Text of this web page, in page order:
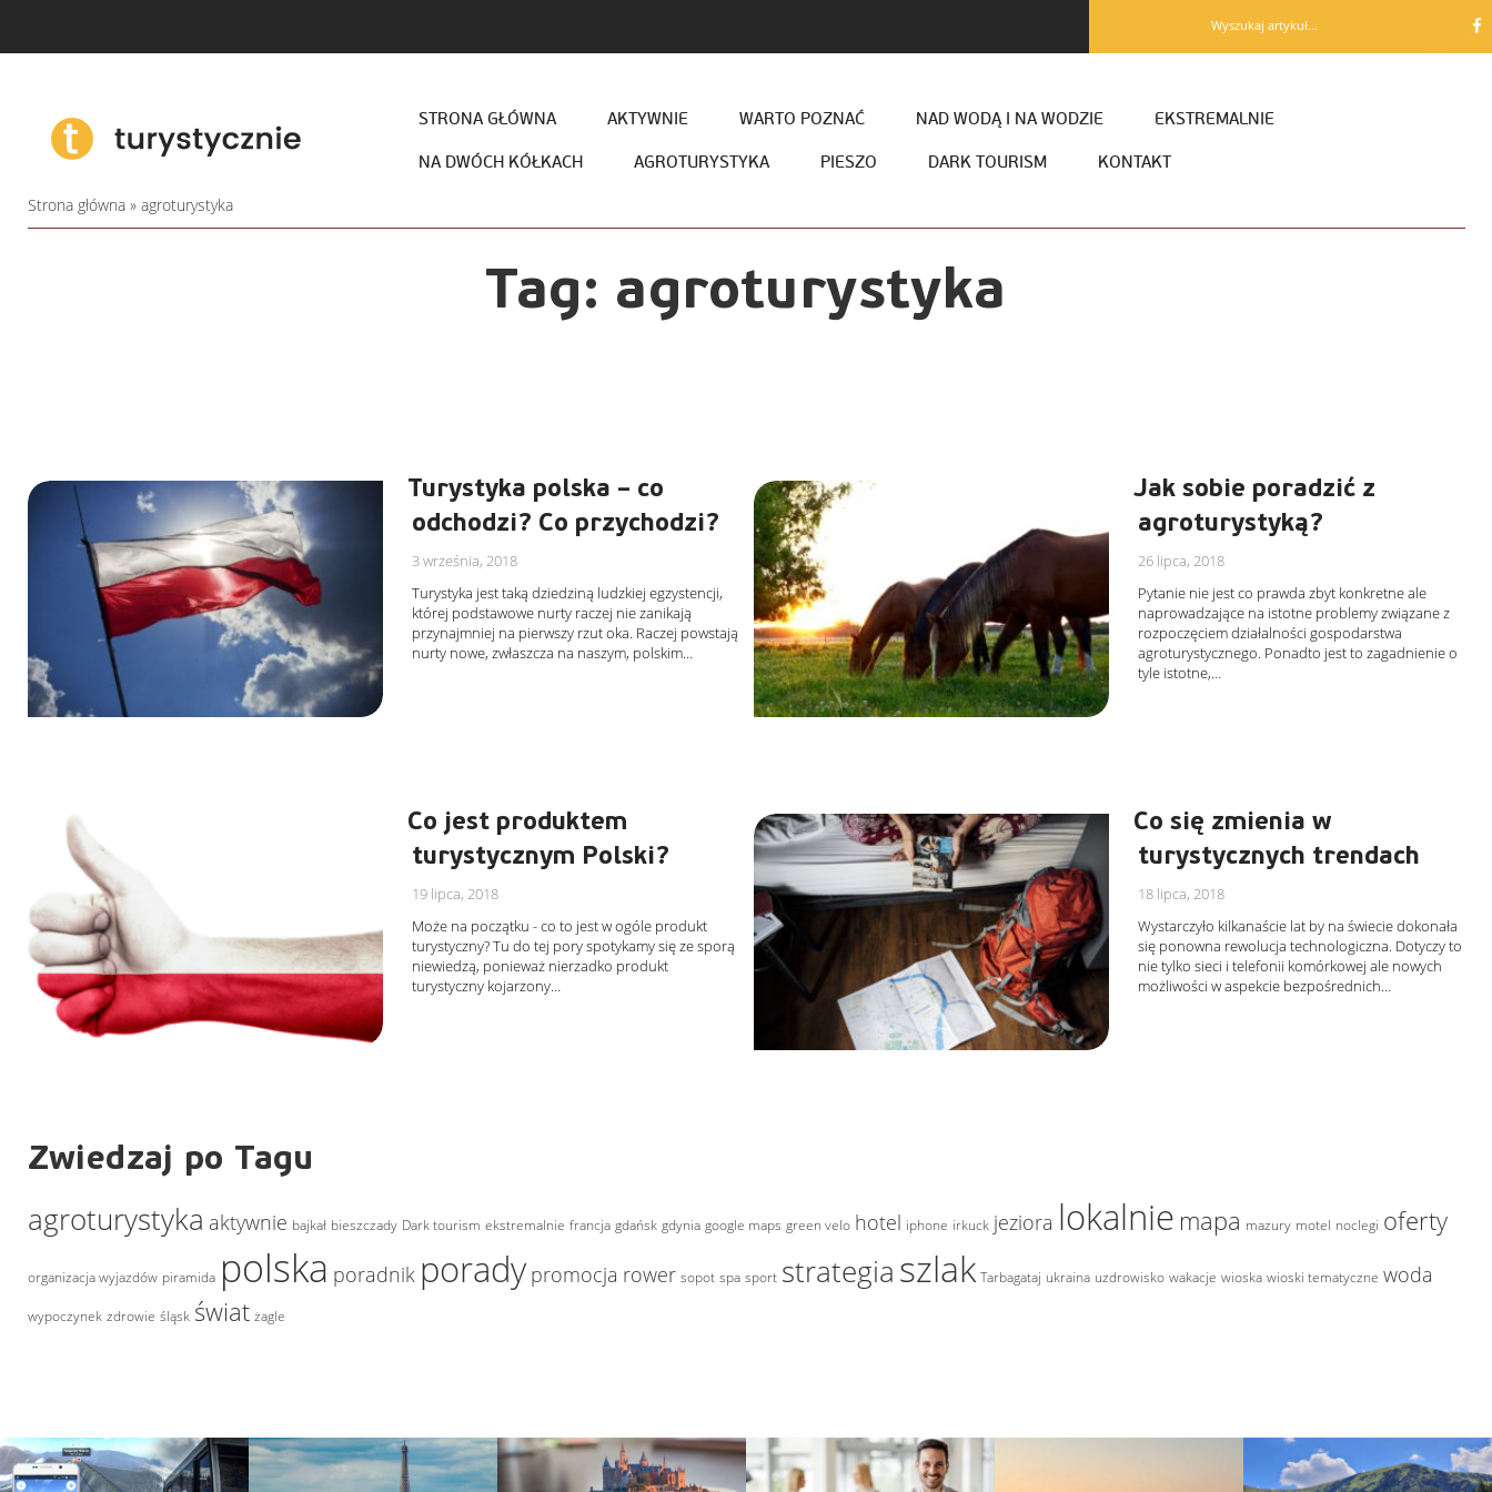
Wyszukaj artykuł...
STRONA GŁÓWNA AKTYWNIE WARTO POZNAĆ NAD WODĄ I NA WODZIE EKSTREMALNIE
NA DWÓCH KÓŁKACH AGROTURYSTYKA PIESZO DARK TOURISM
KONTAKT
Strona główna» agroturystyka
Tag: agroturystyka
Turystyka polska – co
odchodzi? Co przychodzi?
3 września, 2018
Turystyka jest taką dziedziną ludzkiej egzystencji,
której podstawowe nurty raczej nie zanikają
przynajmniej na pierwszy rzut oka. Raczej powstają
nurty nowe, zwłaszcza na naszym, polskim…
Jak sobie poradzić z
agroturystyką?
26 lipca, 2018
Pytanie nie jest co prawda zbyt konkretne ale
naprowadzające na istotne problemy związane z
rozpoczęciem działalności gospodarstwa
agroturystycznego. Ponadto jest to zagadnienie o
tyle istotne,…
Co jest produktem
turystycznym Polski?
19 lipca, 2018
Może na początku - co to jest w ogóle produkt
turystyczny? Tu do tej pory spotykamy się ze sporą
niewiedzą, ponieważ nierzadko produkt
turystyczny kojarzony…
Co się zmienia w
turystycznych trendach
18 lipca, 2018
Wystarczyło kilkanaście lat by na świecie dokonała
się ponowna rewolucja technologiczna. Dotyczy to
nie tylko sieci i telefonii komórkowej ale nowych
możliwości w aspekcie bezpośrednich…
Zwiedzaj po Tagu
agroturystyka aktywnie bajkał bieszczady Dark tourism ekstremalnie francja gdańsk gdynia google maps green velo hotel iphone irkuck jeziora lokalnie mapa mazury motel noclegi oferty
organizacja wyjazdów piramida polska poradnik porady promocja rower sopot spa sport strategia szlak Tarbagataj ukraina uzdrowisko wakacje wioska wioski tematyczne woda
wypoczynek zdrowie śląsk świat żagle